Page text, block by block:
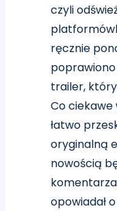
czyli
ręcznie
poprawiono
trailer,
Co ciekawe
łatwo
oryginalną
nowością
opowiadał